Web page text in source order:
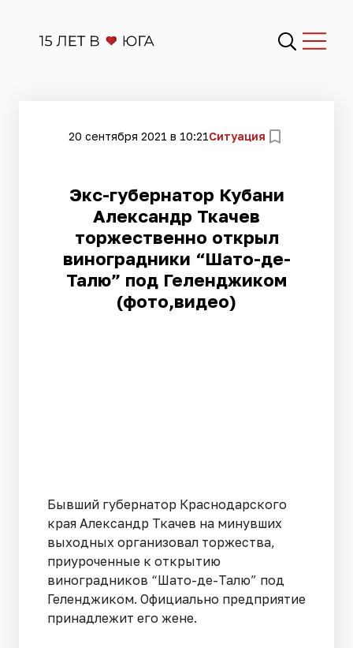
20 сентября 2021 в 10:21Ситуация
​Экс-губернатор Кубани
Александр Ткачев
торжественно открыл
виноградники “Шато-де-
Талю” под Геленджиком
(фото,видео)
Бывший губернатор Краснодарского
края Александр Ткачев на минувших
выходных организовал торжества,
приуроченные к открытию
виноградников “Шато-де-Талю” под
Геленджиком. Официально предприятие
принадлежит его жене.